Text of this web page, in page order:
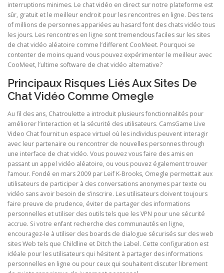
interruptions minimes. Le chat vidéo en direct sur notre plateforme est
sûr, gratuit et le meilleur endroit pour les rencontres en ligne. Des tens
of millions de personnes appariées au hasard font des chats vidéo tous
les jours. Les rencontres en ligne sont tremendous faciles sur les sites
de chat vidéo aléatoire comme l’different CooMeet. Pourquoi se
contenter de moins quand vous pouvez expérimenter le meilleur avec
CooMeet, l’ultime software de chat vidéo alternative?
Principaux Risques Liés Aux Sites De
Chat Vidéo Comme Omegle
Au fil des ans, Chatroulette a introduit plusieurs fonctionnalités pour
améliorer l’interaction et la sécurité des utilisateurs. CamsGame Live
Video Chat fournit un espace virtuel où les individus peuvent interagir
avec leur partenaire ou rencontrer de nouvelles personnes through
une interface de chat vidéo. Vous pouvez vous faire des amis en
passant un appel vidéo aléatoire, ou vous pouvez également trouver
l’amour. Fondé en mars 2009 par Leif K-Brooks, Omegle permettait aux
utilisateurs de participer à des conversations anonymes par texte ou
vidéo sans avoir besoin de s’inscrire. Les utilisateurs doivent toujours
faire preuve de prudence, éviter de partager des informations
personnelles et utiliser des outils tels que les VPN pour une sécurité
accrue. Si votre enfant recherche des communautés en ligne,
encouragez-le à utiliser des boards de dialogue sécurisés sur des web
sites Web tels que Childline et Ditch the Label. Cette configuration est
idéale pour les utilisateurs qui hésitent à partager des informations
personnelles en ligne ou pour ceux qui souhaitent discuter librement